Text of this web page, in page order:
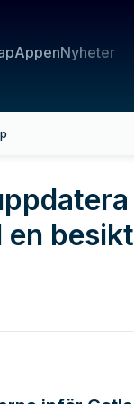
AppenNyheter
en